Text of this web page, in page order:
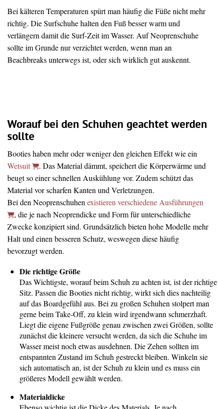
Bei kälteren Temperaturen spürt man häufig die Füße nicht mehr
richtig. Die Surfschuhe halten den Fuß besser warm und
verlängern damit die Surf-Zeit im Wasser. Auf Neoprenschuhe
sollte im Grunde nur verzichtet werden, wenn man an
Beachbreaks unterwegs ist, oder sich wirklich gut auskennt.
Worauf bei den Schuhen geachtet werden
sollte
Booties haben mehr oder weniger den gleichen Effekt wie ein
Wetsuit
. Das Material dämmt, speichert die Körperwärme und
beugt so einer schnellen Auskühlung vor. Zudem schützt das
Material vor scharfen Kanten und Verletzungen.
Bei den Neoprenschuhen existieren verschiedene Ausführungen
, die je nach Neoprendicke und Form für unterschiedliche
Zwecke konzipiert sind. Grundsätzlich bieten hohe Modelle mehr
Halt und einen besseren Schutz, weswegen diese häufig
bevorzugt werden.
Die richtige Größe
Das Wichtigste, worauf beim Schuh zu achten ist, ist der richtige
Sitz. Passen die Booties nicht richtig, wirkt sich dies nachteilig
auf das Boardgefühl aus. Bei zu großen Schuhen stolpert man
gerne beim Take-Off, zu klein wird irgendwann schmerzhaft.
Liegt die eigene Fußgröße genau zwischen zwei Größen, sollte
zunächst die kleinere versucht werden, da sich die Schuhe im
Wasser meist noch etwas ausdehnen. Die Zehen sollten im
entspannten Zustand im Schuh gestreckt bleiben. Winkeln sie
sich automatisch an, ist der Schuh zu klein und es muss ein
größeres Modell gewählt werden.
Materialdicke